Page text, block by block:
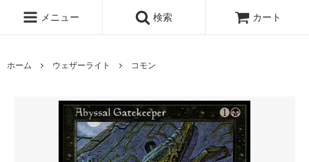
メニュー 検索 カート
ホーム ウェザーライト コモン